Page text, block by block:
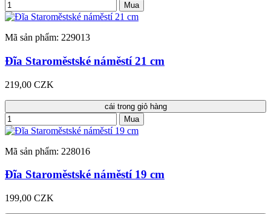
Mua
Mã sản phẩm: 229013
Đĩa Staroměstské náměstí 21 cm
219,00 CZK
cái trong giỏ hàng
Mua
Mã sản phẩm: 228016
Đĩa Staroměstské náměstí 19 cm
199,00 CZK